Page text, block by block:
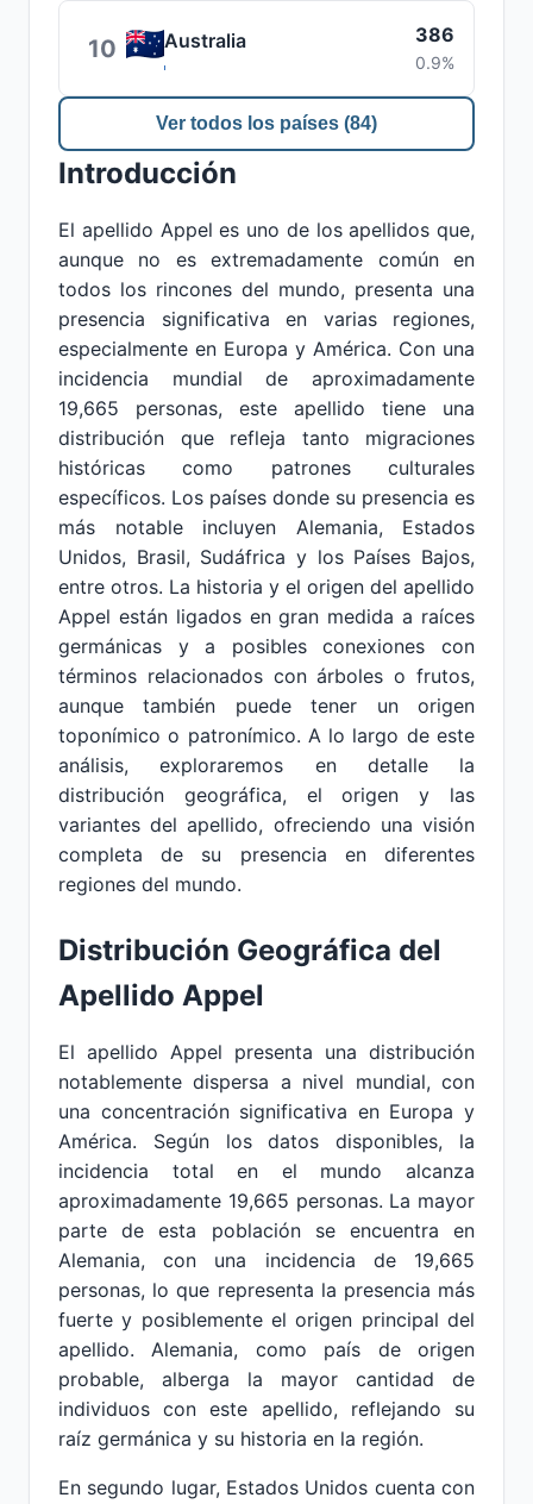
10 Australia 386
0.9%
Ver todos los países (84)
Introducción
El apellido Appel es uno de los apellidos que,
aunque no es extremadamente común en
todos los rincones del mundo, presenta una
presencia significativa en varias regiones,
especialmente en Europa y América. Con una
incidencia mundial de aproximadamente
19,665 personas, este apellido tiene una
distribución que refleja tanto migraciones
históricas como patrones culturales
específicos. Los países donde su presencia es
más notable incluyen Alemania, Estados
Unidos, Brasil, Sudáfrica y los Países Bajos,
entre otros. La historia y el origen del apellido
Appel están ligados en gran medida a raíces
germánicas y a posibles conexiones con
términos relacionados con árboles o frutos,
aunque también puede tener un origen
toponímico o patronímico. A lo largo de este
análisis, exploraremos en detalle la
distribución geográfica, el origen y las
variantes del apellido, ofreciendo una visión
completa de su presencia en diferentes
regiones del mundo.
Distribución Geográfica del
Apellido Appel
El apellido Appel presenta una distribución
notablemente dispersa a nivel mundial, con
una concentración significativa en Europa y
América. Según los datos disponibles, la
incidencia total en el mundo alcanza
aproximadamente 19,665 personas. La mayor
parte de esta población se encuentra en
Alemania, con una incidencia de 19,665
personas, lo que representa la presencia más
fuerte y posiblemente el origen principal del
apellido. Alemania, como país de origen
probable, alberga la mayor cantidad de
individuos con este apellido, reflejando su
raíz germánica y su historia en la región.
En segundo lugar, Estados Unidos cuenta con